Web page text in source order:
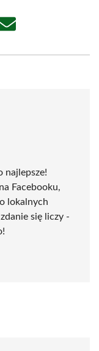
Share
najlepsze!
Facebooku,
lokalnych
się liczy -